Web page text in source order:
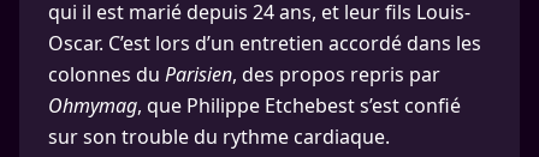
qui il est marié depuis 24 ans, et leur fils Louis-
Oscar. C’est lors d’un entretien accordé dans les
colonnes du Parisien, des propos repris par
Ohmymag, que Philippe Etchebest s’est confié
sur son trouble du rythme cardiaque.